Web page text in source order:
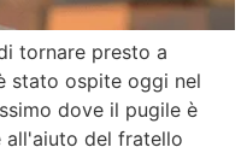
tornare presto a
stato ospite oggi nel
dove il pugile è
all'aiuto del fratello